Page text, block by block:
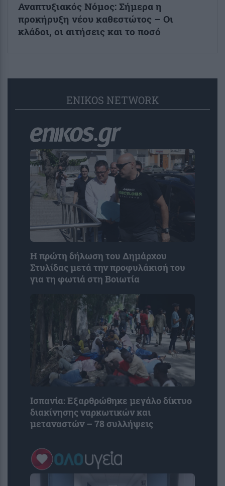
Αναπτυξιακός Νόμος: Σήμερα η
προκήρυξη νέου καθεστώτος – Οι
κλάδοι, οι αιτήσεις και το ποσό
ENIKOS NETWORK
Η πρώτη δήλωση του Δημάρχου
Στυλίδας μετά την προφυλάκισή του
για τη φωτιά στη Βοιωτία
Ισπανία: Εξαρθρώθηκε μεγάλο δίκτυο
διακίνησης ναρκωτικών και
μεταναστών – 78 συλλήψεις